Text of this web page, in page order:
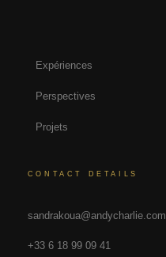
Expériences
Perspectives
Projets
CONTACT DETAILS
sandrakoua@andycharlie.com
+33 6 18 99 09 41